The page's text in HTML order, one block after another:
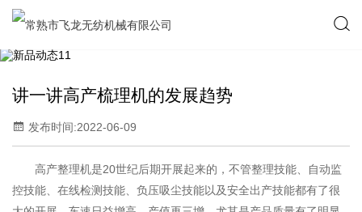
讲一讲高产梳理机的发展趋势
发布时间:2022-06-09
高产整理机是20世纪后期开展起来的，不管整理技能、自动监
控技能、在线检测技能、负压吸尘技能以及安全出产技能都有了很